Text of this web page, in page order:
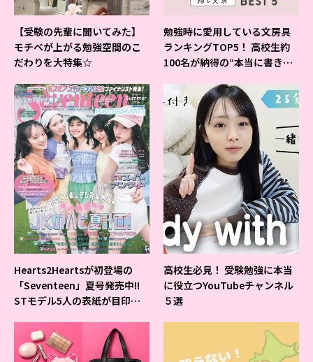
【受験の先輩に聞いてみた】
モチベが上がる勉強空間のこ
だわりを大特集☆
勉強時に愛用している文房具
ランキングTOP5！ 高校生約
100名が納得の“本当に書きや
Hearts2Heartsが初登場の
「Seventeen」夏号発売中!!
STモデル5人の表紙が目印だ
高校生必見！ 受験勉強に本当
に役立つYouTubeチャンネル
５選